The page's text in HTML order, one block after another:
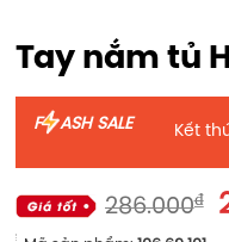
Tay nắm tủ
F ASH SALE Kết
286.000₫